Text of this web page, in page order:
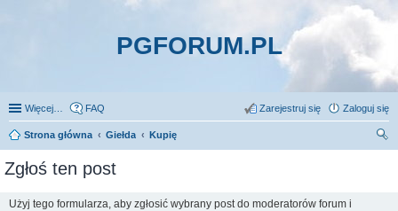
PGFORUM.PL
Więcej… FAQ Zaloguj się
Zarejestruj się
Strona główna Giełda
Kupię
Zgłoś ten post
Użyj tego formularza, aby zgłosić wybrany post do moderatorów forum i